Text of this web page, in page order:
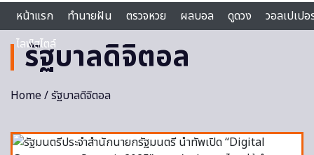
หน้าแรก
ทำนายฝัน ตรวจหวย ผลบอล ดูดวง
วอลเปเป
ไลฟ์สไตล์
รัฐบาลดิจิตอล
Home/ รัฐบาลดิจิตอล